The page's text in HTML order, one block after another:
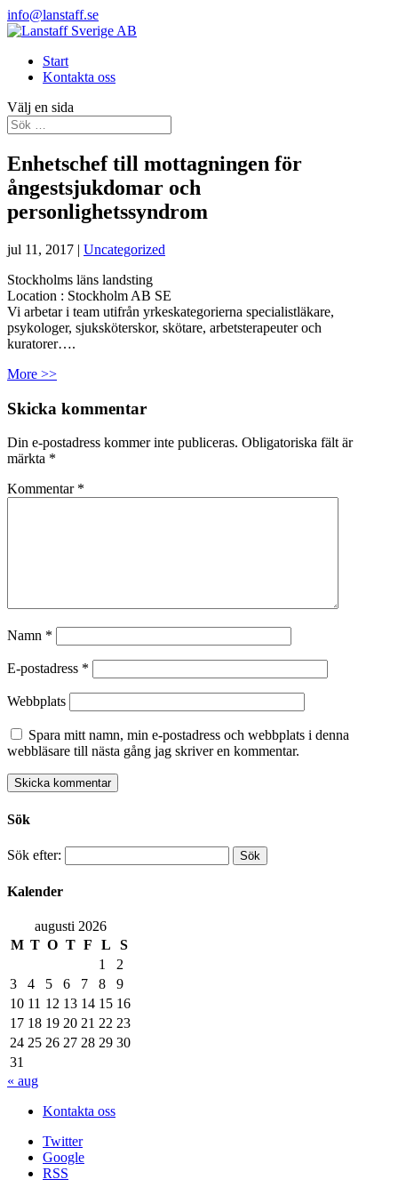
info@lanstaff.se
Start
Kontakta oss
Välj en sida
Enhetschef till mottagningen för
ångestsjukdomar och
personlighetssyndrom
jul 11, 2017 | Uncategorized
Stockholms läns landsting
Location : Stockholm AB SE
Vi arbetar i team utifrån yrkeskategorierna specialistläkare,
psykologer, sjuksköterskor, skötare, arbetsterapeuter och
kuratorer….
More >>
Skicka kommentar
Din e-postadress kommer inte publiceras. Obligatoriska fält är
märkta *
Kommentar *
Namn *
E-postadress *
Webbplats
Spara mitt namn, min e-postadress och webbplats i denna
webbläsare till nästa gång jag skriver en kommentar.
Sök
Sök efter:
Kalender
augusti 2026
M T O T F L
S
1
2
3
4 5 6 7 8
9
10 11 12 13 14 15 16
17 18 19 20 21 22 23
24 25 26 27 28 29 30
31
« aug
Kontakta oss
Twitter
Google
RSS